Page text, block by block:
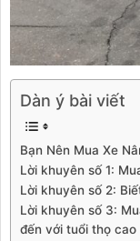
Dàn ý bài viết
Bạn Nên Mua Xe
Lời khuyên số 1:
Lời khuyên số 2:
Lời khuyên số 3:
đến với tuổi thọ cao